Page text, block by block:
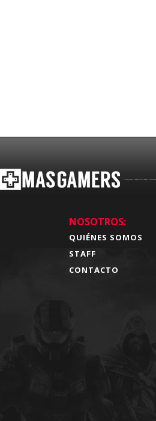
NOSOTROS:
QUIÉNES SOMOS
STAFF
CONTACTO